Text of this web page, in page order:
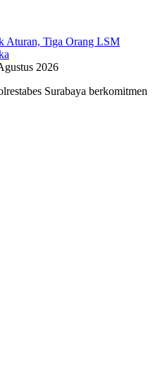
Aturan, Tiga Orang LSM
2026
Surabaya berkomitmen